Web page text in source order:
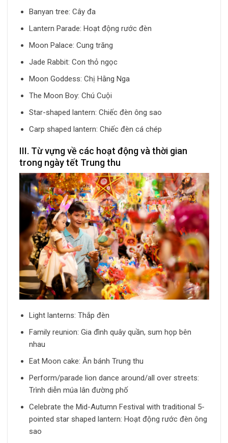
Banyan tree: Cây đa
Lantern Parade: Hoạt động rước đèn
Moon Palace: Cung trăng
Jade Rabbit: Con thỏ ngọc
Moon Goddess: Chị Hằng Nga
The Moon Boy: Chú Cuội
Star-shaped lantern: Chiếc đèn ông sao
Carp shaped lantern: Chiếc đèn cá chép
III. Từ vựng về các hoạt động và thời gian
trong ngày tết Trung thu
Light lanterns: Thắp đèn
Family reunion: Gia đình quây quần, sum họp bên
nhau
Eat Moon cake: Ăn bánh Trung thu
Perform/parade lion dance around/all over streets:
Trình diễn múa lân đường phố
Celebrate the Mid-Autumn Festival with traditional 5-
pointed star shaped lantern: Hoạt động rước đèn ông
sao